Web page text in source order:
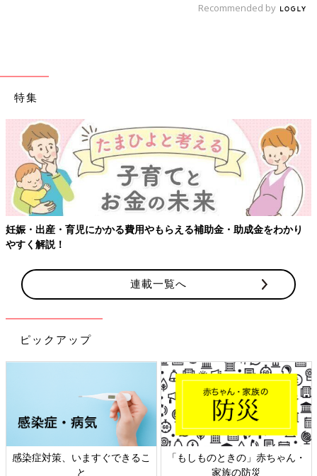
Recommended by
特集
妊娠・出産・育児にかかる費用やもらえる補助金・助成金をわかり
やすく解説！
連載一覧へ
ピックアップ
感染症対策、いますぐできるこ
と
「もしものときの」赤ちゃん・
家族の防災